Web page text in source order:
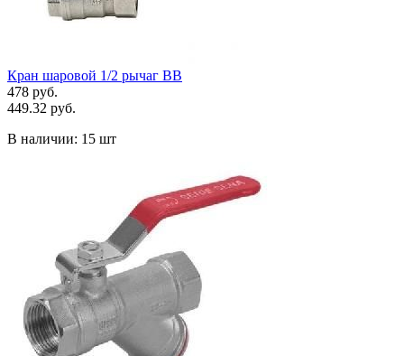
Кран шаровой 1/2 рычаг ВВ
478 руб.
449.32 руб.
В наличии: 15 шт